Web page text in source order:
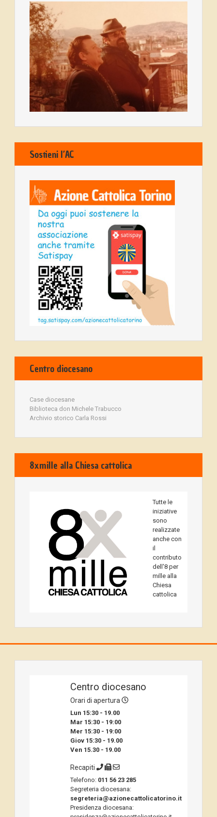
Sostieni l’AC
Centro diocesano
Case diocesane
Biblioteca don Michele Trabucco
Archivio storico Carla Rossi
8xmille alla Chiesa cattolica
Tutte le
iniziative
sono
realizzate
anche con
il
contributo
dell'8 per
mille alla
Chiesa
cattolica
Centro diocesano
Orari di apertura
Lun 15:30 - 19.00
Mar 15:30 - 19:00
Mer 15:30 - 19:00
Giov 15:30 - 19.00
Ven 15.30 - 19.00
Recapiti
Telefono: 011 56 23 285
Segreteria diocesana:
segreteria@azionecattolicatorino.it
Presidenza diocesana: